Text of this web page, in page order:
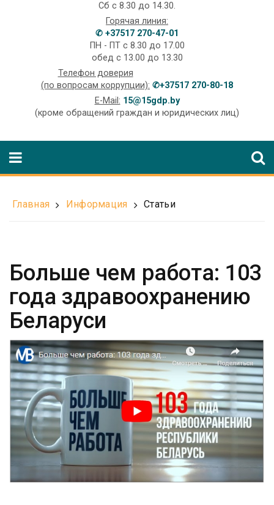
Сб с 8.30 до 14.30.
Горячая линия:
✆ +37517 270-47-01
ПН - ПТ с 8.30 до 17.00
обед с 13.00 до 13.30
Телефон доверия
(по вопросам коррупции): ✆+37517 270-80-18
E-Mail: 15@15gdp.by
(кроме обращений граждан и юридических лиц)
Главная Информация Статьи
Больше чем работа: 103
года здравоохранению
Беларуси